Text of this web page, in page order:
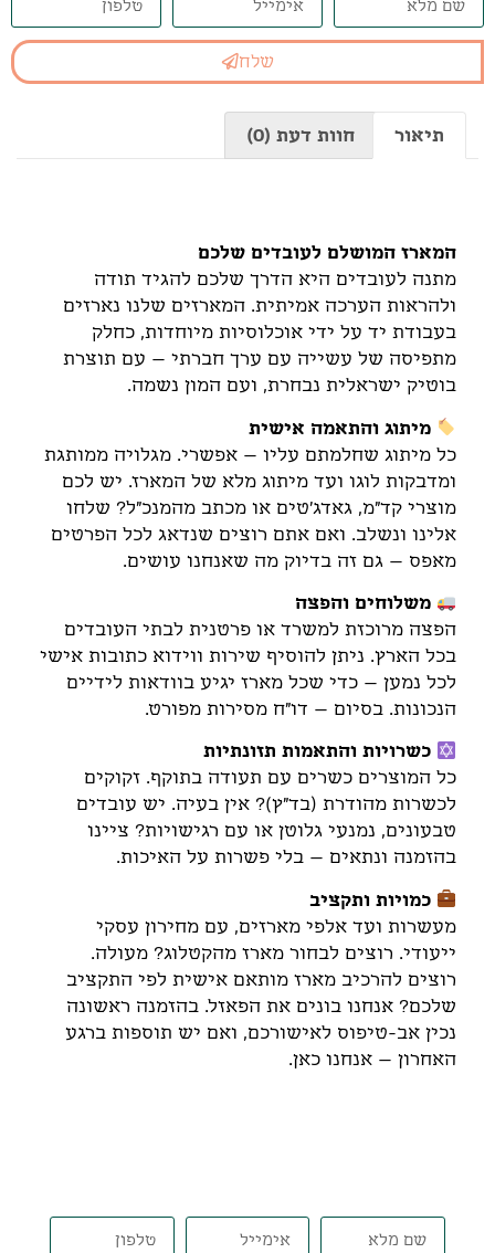
שלח
תיאור חוות דעת (0)
המארז המושלם לעובדים שלכם
מתנה לעובדים היא הדרך שלכם להגיד תודה
ולהראות הערכה אמיתית. המארזים שלנו נארזים
בעבודת יד על ידי אוכלוסיות מיוחדות, כחלק
מתפיסה של עשייה עם ערך חברתי – עם תוצרת
בוטיק ישראלית נבחרת, ועם המון נשמה.
מיתוג והתאמה אישית
כל מיתוג שחלמתם עליו – אפשרי. מגלויה ממותגת
ומדבקות לוגו ועד מיתוג מלא של המארז. יש לכם
מוצרי קד"מ, גאדג'טים או מכתב מהמנכ"ל? שלחו
אלינו ונשלב. ואם אתם רוצים שנדאג לכל הפרטים
מאפס – גם זה בדיוק מה שאנחנו עושים.
משלוחים והפצה
הפצה מרוכזת למשרד או פרטנית לבתי העובדים
בכל הארץ. ניתן להוסיף שירות ווידוא כתובות אישי
לכל נמען – כדי שכל מארז יגיע בוודאות לידיים
הנכונות. בסיום – דו"ח מסירות מפורט.
כשרויות והתאמות תזונתיות
כל המוצרים כשרים עם תעודה בתוקף. זקוקים
לכשרות מהודרת (בד"ץ)? אין בעיה. יש עובדים
טבעונים, נמנעי גלוטן או עם רגישויות? ציינו
בהזמנה ונתאים – בלי פשרות על האיכות.
כמויות ותקציב
מעשרות ועד אלפי מארזים, עם מחירון עסקי
ייעודי. רוצים לבחור מארז מהקטלוג? מעולה.
רוצים להרכיב מארז מותאם אישית לפי התקציב
שלכם? אנחנו בונים את הפאזל. בהזמנה ראשונה
נכין אב-טיפוס לאישורכם, ואם יש תוספות ברגע
האחרון – אנחנו כאן.